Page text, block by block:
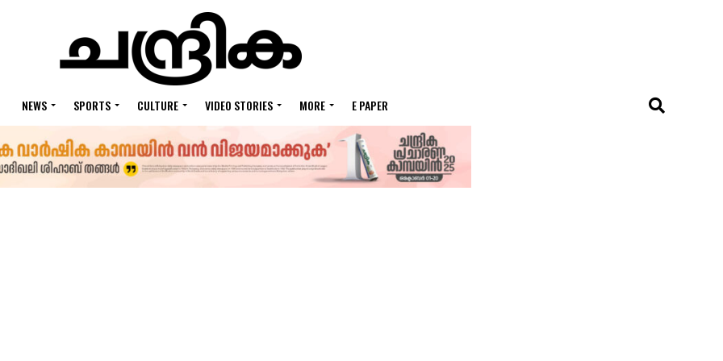
NEWS SPORTS CULTURE VIDEO STORIES MORE E PAPER